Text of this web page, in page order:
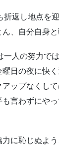
折返し地点を
、自分自身
一人の努力で
日の夜に快
ップなくし
も言わずにや
に恥じぬよ